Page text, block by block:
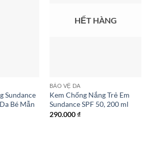
Sundance
Bé Mẫn
HẾT HÀNG
BẢO VỆ DA
Kem Chống Nắng Trẻ Em
Sundance SPF 50, 200 ml
290.000₫